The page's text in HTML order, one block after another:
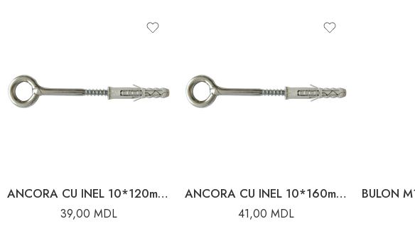
ANCORA CU INEL 10*120mm CU DIBLU 14*80
39,00 MDL
ANCORA CU INEL 10*160mm CU DIBLU 14*80
41,00 MDL